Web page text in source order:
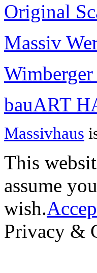
Original
Massiv
Wimberger
bauART
Massivhaus
This
assume
wish.
Privacy &